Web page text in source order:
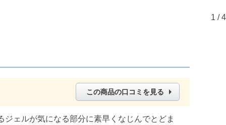
この商品の口コミを見る
ェルが気になる部分に素早くなじんでとどま
1 /4